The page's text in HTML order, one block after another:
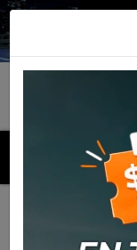
MENU
Productos